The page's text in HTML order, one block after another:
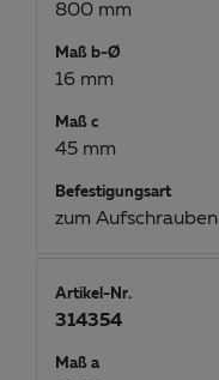
800 mm
Maß b-Ø
16 mm
Maß c
45 mm
Befestigungsart
zum Aufschrauben
Artikel-Nr.
314354
Maß a